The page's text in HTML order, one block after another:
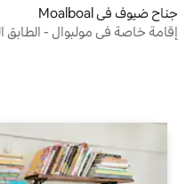
جناح ضيوف في Moalboal
إقامة خاصة في مولبوال - الطابق